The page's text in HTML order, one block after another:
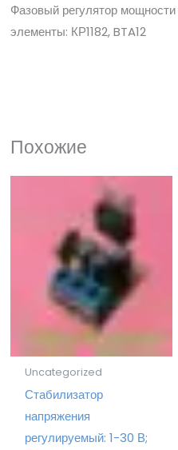
Фазовый регулятор мощности
элементы: КР1182, BTA12
Похожие
Uncategorized
Стабилизатор
напряжения
регулируемый: 1-30 В;